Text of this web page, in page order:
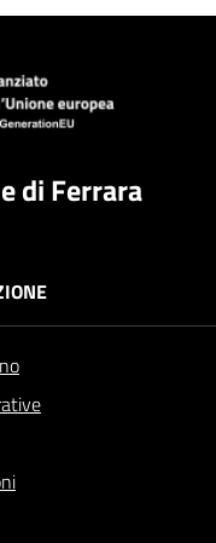
di Ferrara